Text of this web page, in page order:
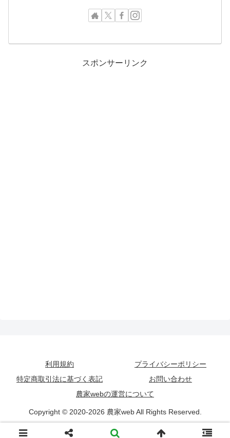
スポンサーリンク
利用規約
プライバシーポリシー
特定商取引法に基づく表記
お問い合わせ
農家webの運営について
Copyright © 2020-2026 農家web All Rights Reserved.
コピー